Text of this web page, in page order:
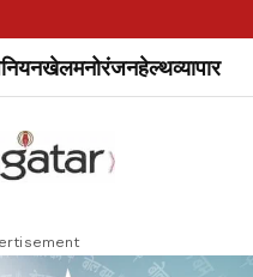
खेलमनोरंजनहेल्थव्यापार